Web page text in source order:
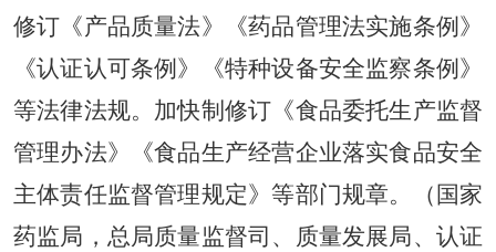
修订《产品质量法》《药品管理法实施条例》
《认证认可条例》《特种设备安全监察条例》
等法律法规。加快制修订《食品委托生产监督
管理办法》《食品生产经营企业落实食品安全
主体责任监督管理规定》等部门规章。（国家
药监局，总局质量监督司、质量发展局、认证